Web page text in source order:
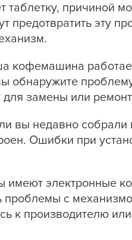
причиной
эту
замены или
вы недавно
Ошибки при
электронные
с
к производителю